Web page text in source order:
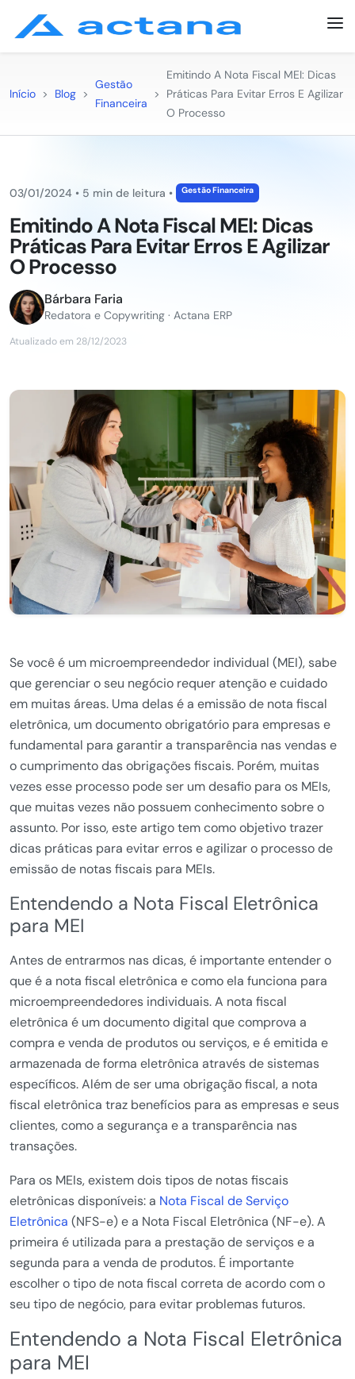
Início > Blog >
Gestão
Financeira
>
Emitindo A Nota Fiscal MEI: Dicas
Práticas Para Evitar Erros E Agilizar
O Processo
03/01/2024 • 5 min de leitura • Gestão Financeira
Emitindo A Nota Fiscal MEI: Dicas
Práticas Para Evitar Erros E Agilizar
O Processo
Bárbara Faria
Redatora e Copywriting · Actana ERP
Atualizado em 28/12/2023
Se você é um microempreendedor individual (MEI), sabe
que gerenciar o seu negócio requer atenção e cuidado
em muitas áreas. Uma delas é a emissão de nota fiscal
eletrônica, um documento obrigatório para empresas e
fundamental para garantir a transparência nas vendas e
o cumprimento das obrigações fiscais. Porém, muitas
vezes esse processo pode ser um desafio para os MEIs,
que muitas vezes não possuem conhecimento sobre o
assunto. Por isso, este artigo tem como objetivo trazer
dicas práticas para evitar erros e agilizar o processo de
emissão de notas fiscais para MEIs.
Entendendo a Nota Fiscal Eletrônica
para MEI
Antes de entrarmos nas dicas, é importante entender o
que é a nota fiscal eletrônica e como ela funciona para
microempreendedores individuais. A nota fiscal
eletrônica é um documento digital que comprova a
compra e venda de produtos ou serviços, e é emitida e
armazenada de forma eletrônica através de sistemas
específicos. Além de ser uma obrigação fiscal, a nota
fiscal eletrônica traz benefícios para as empresas e seus
clientes, como a segurança e a transparência nas
transações.
Para os MEIs, existem dois tipos de notas fiscais
eletrônicas disponíveis: a Nota Fiscal de Serviço
Eletrônica (NFS-e) e a Nota Fiscal Eletrônica (NF-e). A
primeira é utilizada para a prestação de serviços e a
segunda para a venda de produtos. É importante
escolher o tipo de nota fiscal correta de acordo com o
seu tipo de negócio, para evitar problemas futuros.
Entendendo a Nota Fiscal Eletrônica
para MEI